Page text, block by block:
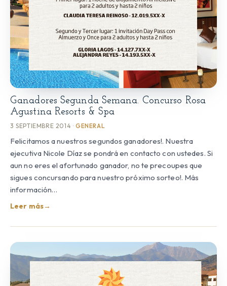
Ganadores Segunda Semana. Concurso Rosa
Agustina Resorts & Spa
3 SEPTIEMBRE 2014 · GENERAL
Felicitamos a nuestros segundos ganadores!. Nuestra
ejecutiva Nicole Díaz se pondrá en contacto con ustedes. Si
aun no eres el afortunado ganador, no te precoupes que
sigues concursando para nuestro próximo sorteo!. Más
información…
Leer más→